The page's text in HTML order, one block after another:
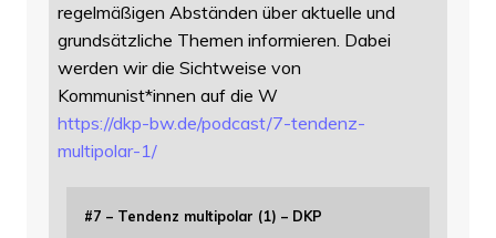
regelmäßigen Abständen über aktuelle und
grundsätzliche Themen informieren. Dabei
werden wir die Sichtweise von
Kommunist*innen auf die W
https://dkp-bw.de/podcast/7-tendenz-
multipolar-1/
#7 – Tendenz multipolar (1) – DKP